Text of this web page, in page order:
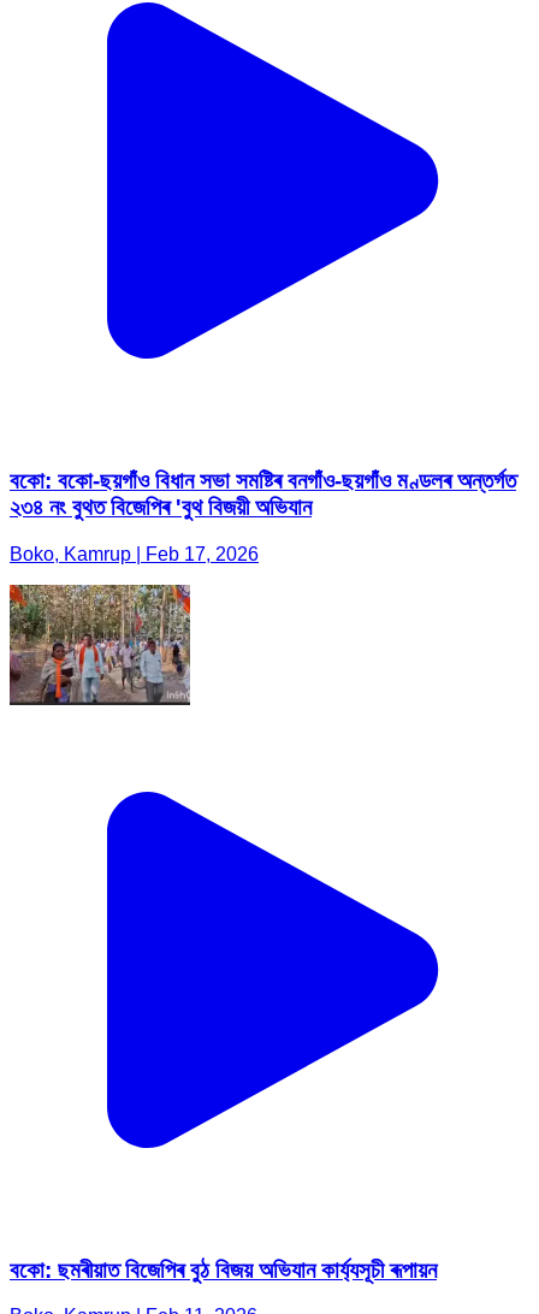
বকো: বকো-ছয়গাঁ‌ও বিধান সভা সমষ্টিৰ বনগাঁ‌ও-ছয়গাঁ‌ও মণ্ডলৰ অন্তৰ্গত
২৩৪ নং বুথত বিজেপিৰ 'বুথ বিজয়ী অভিযান
Boko, Kamrup | Feb 17, 2026
বকো: ছমৰীয়াত বিজেপিৰ বুঠ বিজয় অভিযান কাৰ্য্যসূচী ৰূপায়ন